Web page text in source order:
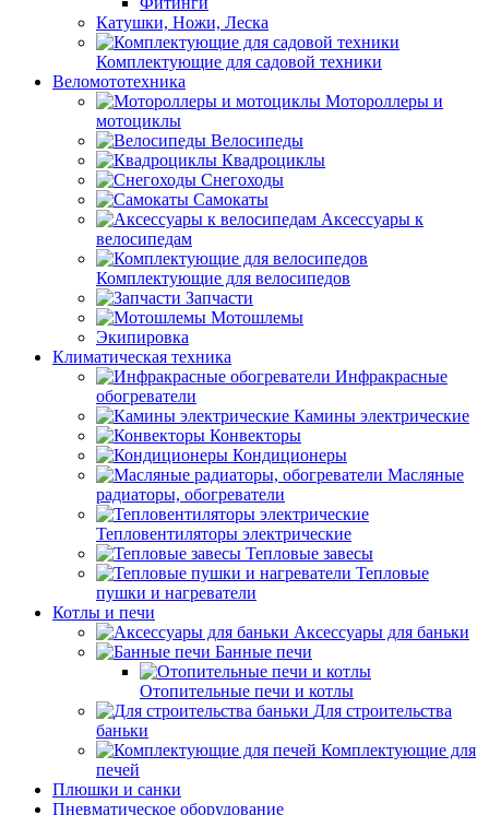
Катушки, Ножи, Леска
Комплектующие для садовой техники
Веломототехника
Мотороллеры и
мотоциклы
Велосипеды
Квадроциклы
Снегоходы
Самокаты
Аксессуары к
велосипедам
Комплектующие для велосипедов
Запчасти
Мотошлемы
Экипировка
Климатическая техника
Инфракрасные
обогреватели
Камины электрические
Конвекторы
Кондиционеры
Масляные
радиаторы, обогреватели
Тепловентиляторы электрические
Тепловые завесы
Тепловые
пушки и нагреватели
Котлы и печи
Аксессуары для баньки
Банные печи
Отопительные печи и котлы
Для строительства
баньки
Комплектующие для
печей
Плюшки и санки
Пневматическое оборудование